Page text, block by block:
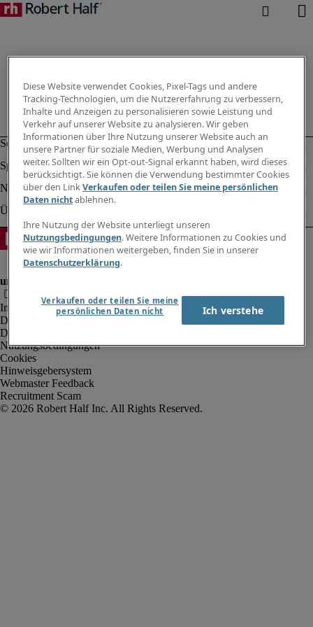
Impressum
Datenschutz
Datenschutz Arbeitnehmer/Zeitarbeitskräfte
Nutzungsbedingungen
Cookies
Hinweisgebersystem
Webmaster Feedback
Recruitment Scam
Diese Website verwendet Cookies, Pixel-Tags und andere
Tracking-Technologien, um die Nutzererfahrung zu verbessern,
Inhalte und Anzeigen zu personalisieren sowie Leistung und
Verkehr auf unserer Website zu analysieren. Wir geben
Informationen über Ihre Nutzung unserer Website auch an
unsere Partner für soziale Medien, Werbung und Analysen
weiter. Sollten wir ein Opt-out-Signal erkannt haben, wird dieses
berücksichtigt. Sie können die Verwendung bestimmter Cookies
über den LinkVerkaufen oder teilen Sie meine persönlichen
Daten nichtablehnen.
Ihre Nutzung der Website unterliegt unseren
Nutzungsbedingungen. Weitere Informationen zu Cookies und
wie wir Informationen weitergeben, finden Sie in unserer
Datenschutzerklärung.
Verkaufen oder teilen Sie meine
persönlichen Daten nicht
Ich verstehe